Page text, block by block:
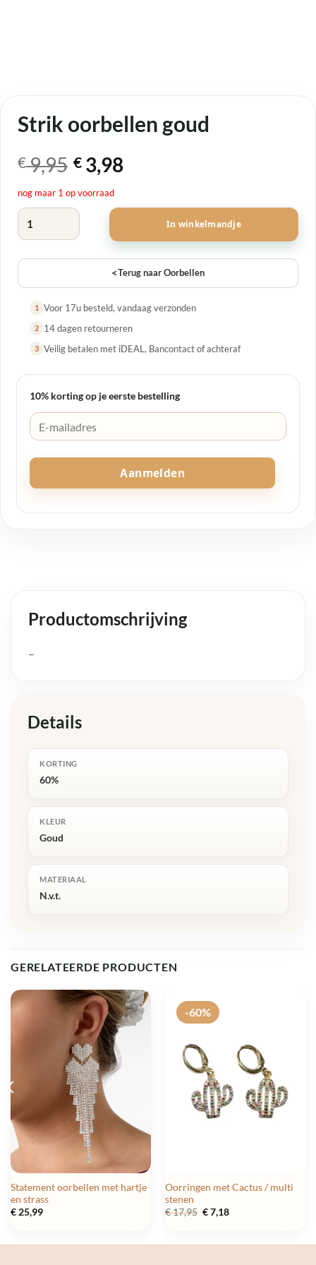
Strik oorbellen goud
€9,95
Oorspronkelijke
was:
€ 9,95.
€ 3,98
Huidige
is:
€ 3,98.
nog maar 1 op voorraad
Strik oorbellen goud aantal
In winkelmandje
<Terug naar Oorbellen
1 Voor 17u besteld, vandaag verzonden
2 14 dagen retourneren
3 Veilig betalen met iDEAL, Bancontact of achteraf
10% korting op je eerste bestelling
Aanmelden
Productomschrijving
–
Details
KORTING
60%
KLEUR
Goud
MATERIAAL
N.v.t.
GERELATEERDE PRODUCTEN
Statement oorbellen met hartje
en strass
€25,99
-60%
Oorringen met Cactus / multi
stenen
€17,95 Oorspronkelijke
prijs
€7,18Huidige